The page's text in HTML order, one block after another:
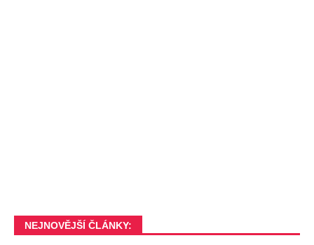
NEJNOVĚJŠÍ ČLÁNKY: